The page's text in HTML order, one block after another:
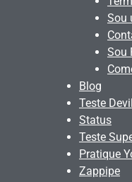
Sou
Sou
Blog
Teste
Status
Teste
Pratique
Zappipe